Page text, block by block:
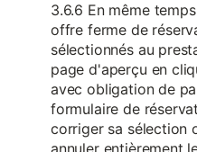
3.6.6 En même
offre ferme de
sélectionnés au
page d'aperçu en
avec obligation de
formulaire de
corriger sa sélection